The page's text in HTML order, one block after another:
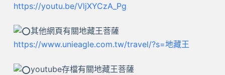
https://youtu.be/VljXYCzA_Pg
其他網頁有關地藏王菩薩
https://www.unieagle.com.tw/travel/?s=地藏王
youtube存檔有關地藏王菩薩